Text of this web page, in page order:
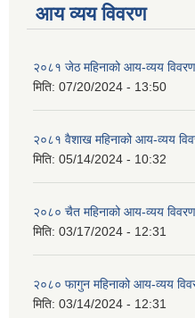
आय व्यय विवरण
२०८१ जेठ महिनाको आय-व्यय विवरण
मिति: 07/20/2024 - 13:50
२०८१ वैशाख महिनाको आय-व्यय
मिति: 05/14/2024 - 10:32
२०८० चैत महिनाको आय-व्यय विवरण
मिति: 03/17/2024 - 12:31
२०८० फागुन महिनाको आय-व्यय
मिति: 03/14/2024 - 12:31